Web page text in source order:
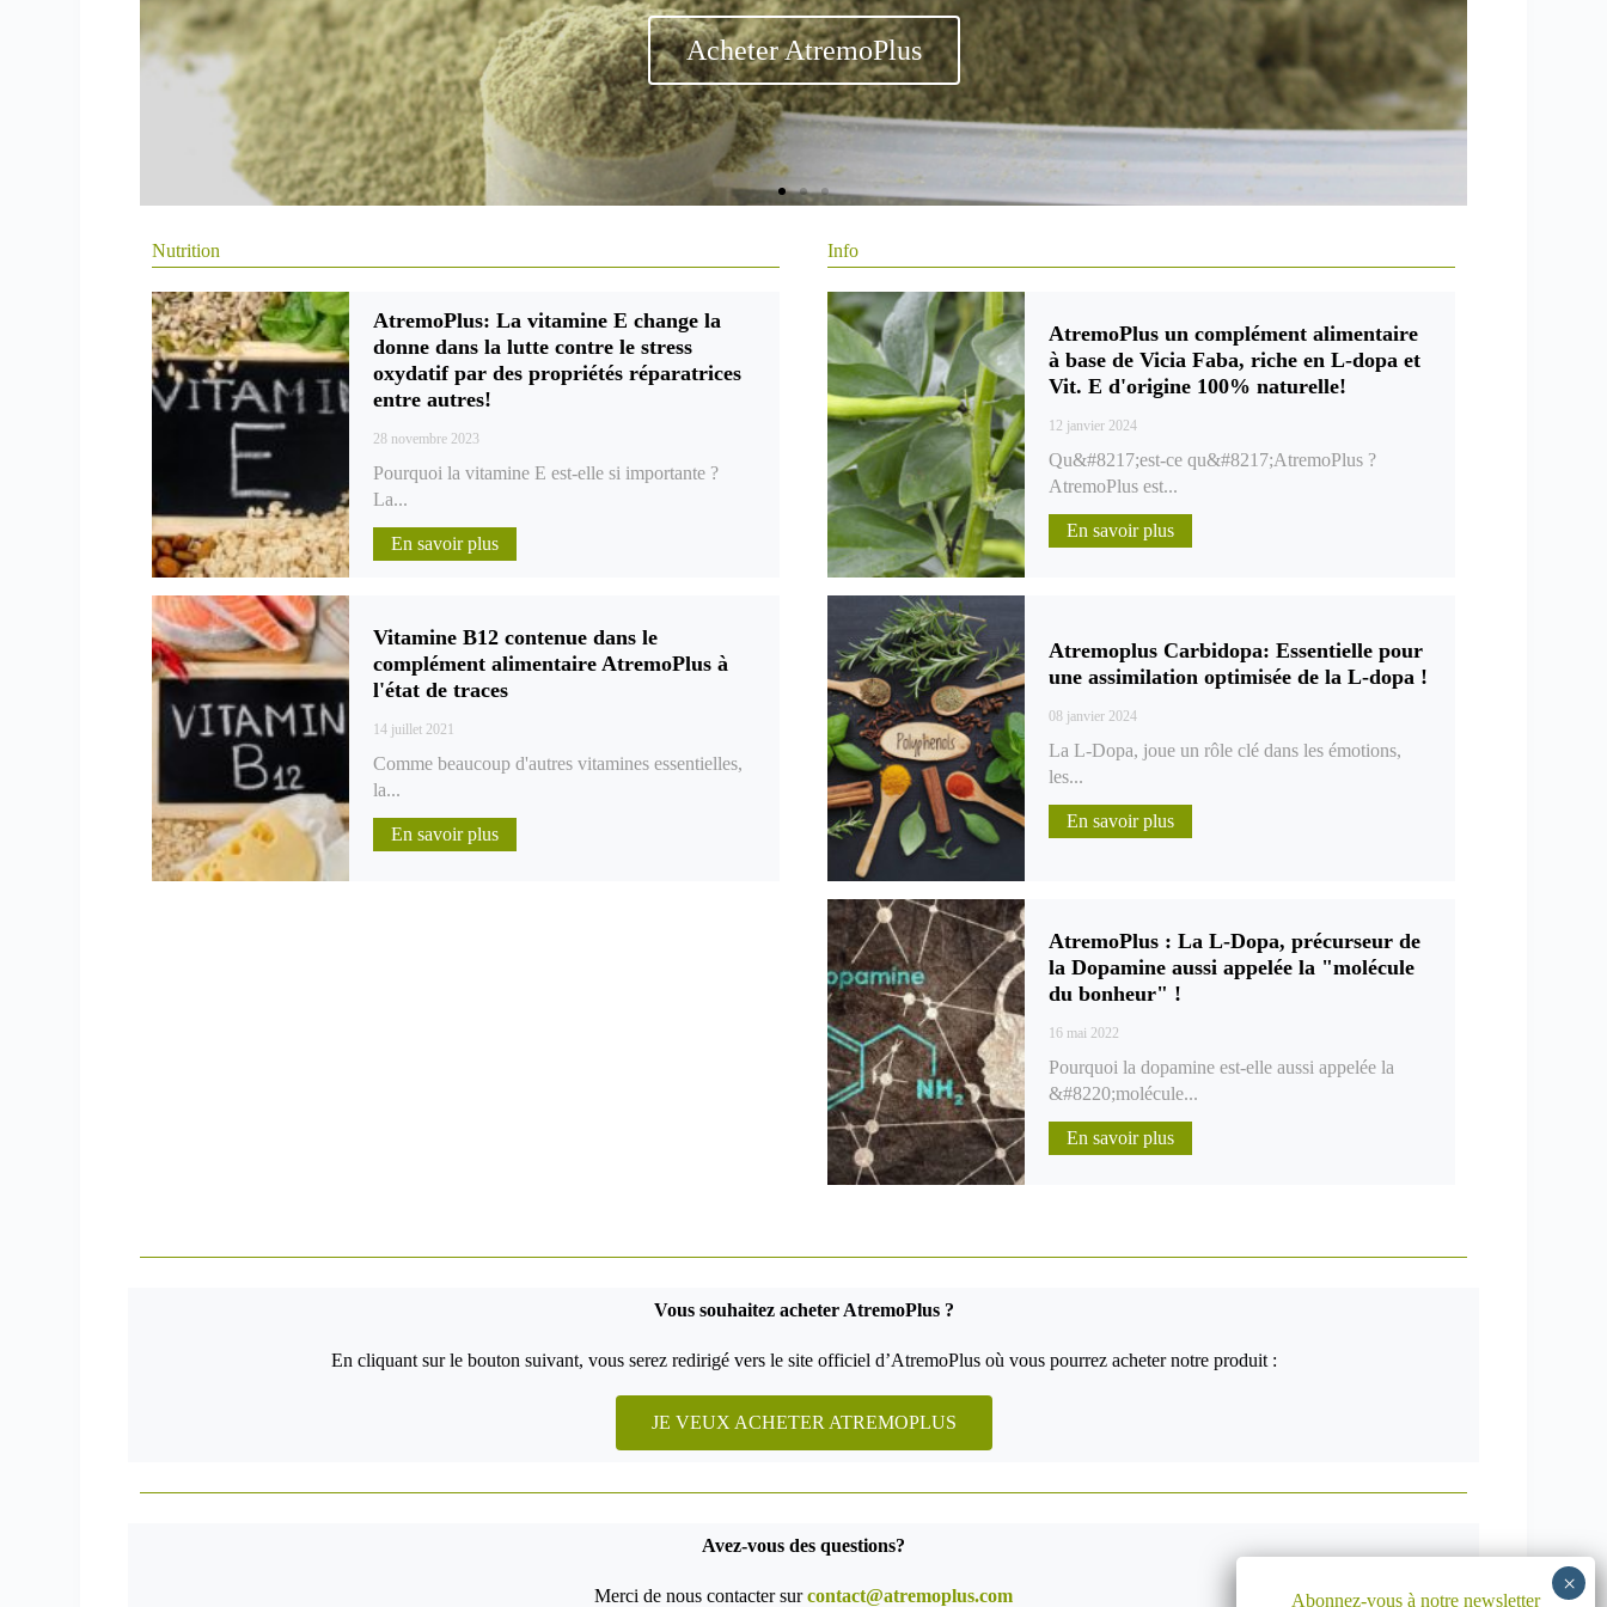
Nutrition
AtremoPlus: La vitamine E change la
donne dans la lutte contre le stress
oxydatif par des propriétés réparatrices
entre autres!
28 novembre 2023
Pourquoi la vitamine E est-elle si importante ?
La...
En savoir plus
Vitamine B12 contenue dans le
complément alimentaire AtremoPlus à
l'état de traces
14 juillet 2021
Comme beaucoup d'autres vitamines essentielles,
la...
En savoir plus
Info
AtremoPlus un complément alimentaire
à base de Vicia Faba, riche en L-dopa et
Vit. E d'origine 100% naturelle!
12 janvier 2024
Qu&#8217;est-ce qu&#8217;AtremoPlus ?
AtremoPlus est...
En savoir plus
Atremoplus Carbidopa: Essentielle pour
une assimilation optimisée de la L-dopa !
08 janvier 2024
La L-Dopa, joue un rôle clé dans les émotions,
les...
En savoir plus
AtremoPlus : La L-Dopa, précurseur de
la Dopamine aussi appelée la "molécule
du bonheur" !
16 mai 2022
Pourquoi la dopamine est-elle aussi appelée la
&#8220;molécule...
En savoir plus
Vous souhaitez acheter AtremoPlus ?
En cliquant sur le bouton suivant, vous serez redirigé vers le site officiel d’AtremoPlus où vous pourrez acheter notre produit :
JE VEUX ACHETER ATREMOPLUS
Avez-vous des questions?
Merci de nous contacter surcontact@atremoplus.com Abonnez-vous à notre newsletter